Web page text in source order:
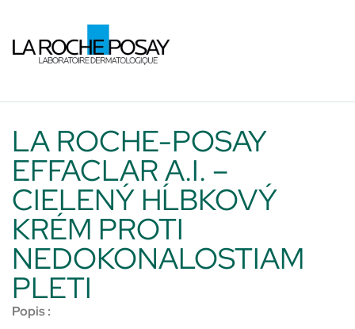
LA ROCHE-POSAY
EFFACLAR A.I. –
CIELENÝ HĹBKOVÝ
KRÉM PROTI
NEDOKONALOSTIAM
PLETI
Popis :